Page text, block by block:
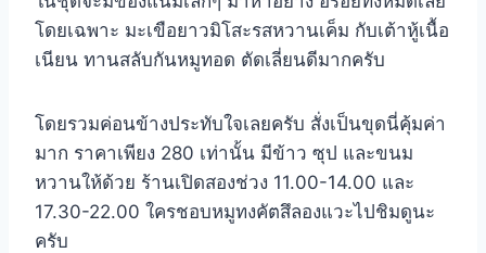
โดยเฉพาะ มะเขือยาวมิโสะรสหวานเค็ม กับเต้าหู้เนื้อ
เนียน ทานสลับกันหมูทอด ตัดเลี่ยนดีมากครับ
โดยรวมค่อนข้างประทับใจเลยครับ สั่งเป็นขุดนี่คุ้มค่า
มาก ราคาเพียง 280 เท่านั้น มีข้าว ซุป และขนม
หวานให้ด้วย ร้านเปิดสองช่วง 11.00-14.00 และ
17.30-22.00 ใครชอบหมูทงคัตสึลองแวะไปชิมดูนะ
ครับ